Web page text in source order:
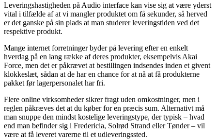
Leveringshastigheden på Audio interface kan vise sig at være yderst
vital i tilfælde af at vi mangler produktet om få sekunder, så herved
er det ganske på sin plads at man studerer leveringstiden ved det
respektive produkt.
Mange internet forretninger byder på levering efter en enkelt
hverdag på en lang række af deres produkter, eksempelvis Akai
Force, men det er påkrævet at bestillingen indsendes inden et givent
klokkeslæt, sådan at de har en chance for at nå at få produkterne
pakket før lagerpersonalet har fri.
Flere online virksomheder sikrer fragt uden omkostninger, men i
reglen påkræves det at du køber for en præcis sum. Alternativt må
man snuppe den mindst kostelige leveringstype, der typisk – hvad
end man befinder sig i Fredericia, Solrød Strand eller Tønder – vil
være at få leveret varerne til et udleveringssted.